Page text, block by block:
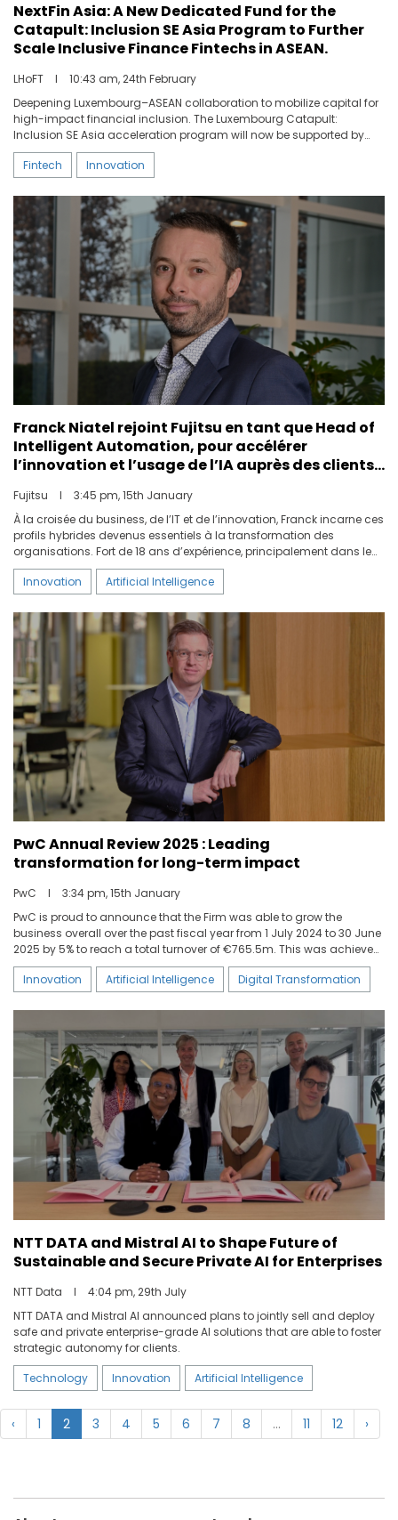
NextFin Asia: A New Dedicated Fund for the
Catapult: Inclusion SE Asia Program to Further
Scale Inclusive Finance Fintechs in ASEAN.
LHoFT I
10:43 am, 24th February
Deepening Luxembourg–ASEAN collaboration to mobilize capital for
high-impact financial inclusion. The Luxembourg Catapult:
Inclusion SE Asia acceleration program will now be supported by
NextFin Asia, a newly established dedicated fund launched in
partnership with the Luxembourg Ministry of Foreign and European
Affairs, Defence, Development Cooperation and Foreign Trade (MFA)
and the Asian Development Bank (ADB).
Fintech Innovation
Franck Niatel rejoint Fujitsu en tant que Head of
Intelligent Automation, pour accélérer
l’innovation et l’usage de l’IA auprès des clients
Fujitsu I
3:45 pm, 15th January
À la croisée du business, de l’IT et de l’innovation, Franck incarne ces
profils hybrides devenus essentiels à la transformation des
organisations. Fort de 18 ans d’expérience, principalement dans le
secteur bancaire, il s’est illustré par la création et le pilotage,
pendant huit ans, d’une équipe RPA devenue une équipe
Automation complète, intégrant RPA, assistants virtuels, OCR et Low
Code. Cette équipe est passée de 3 à 20 personnes, en étant orientée
clients et résultats, allant de la phase d’analyse jusqu’à la
maintenance de Production.
Innovation Artificial Intelligence
PwC Annual Review 2025 : Leading
transformation for long-term impact
PwC I
3:34 pm, 15th January
PwC is proud to announce that the Firm was able to grow the
business overall over the past fiscal year from 1 July 2024 to 30 June
2025 by 5% to reach a total turnover of €765.5m. This was achieved
while improving the operating model and investing in advanced
technological and innovative capacities, particularly where Artificial
Intelligence is concerned, to meet clients' needs and help them
transform themselves for strategic advantage.
Innovation Artificial Intelligence Digital Transformation
NTT DATA and Mistral AI to Shape Future of
Sustainable and Secure Private AI for Enterprises
NTT Data I
4:04 pm, 29th July
NTT DATA and Mistral AI announced plans to jointly sell and deploy
safe and private enterprise-grade AI solutions that are able to foster
strategic autonomy for clients.
Technology
Innovation Artificial Intelligence
‹ 1 2 3 4 5 6 7 8 ... 11 12 ›